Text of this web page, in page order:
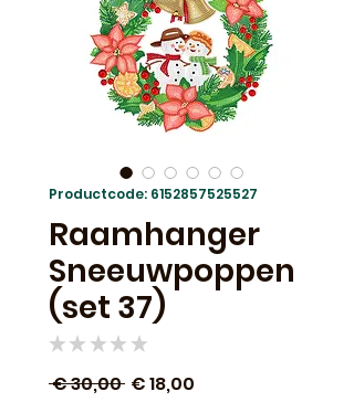
Productcode: 6152857525527
Raamhanger
Sneeuwpoppen
(set 37)
★ ★ ★ ★ ★
€ 30,00 Normale
€ 18,00